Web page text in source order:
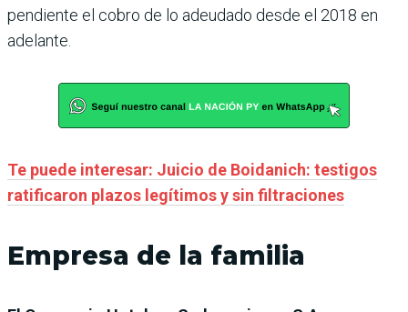
pendiente el cobro de lo adeudado desde el 2018 en
adelante.
Te puede interesar: Juicio de Boidanich: testigos
ratificaron plazos legítimos y sin filtraciones
Empresa de la familia